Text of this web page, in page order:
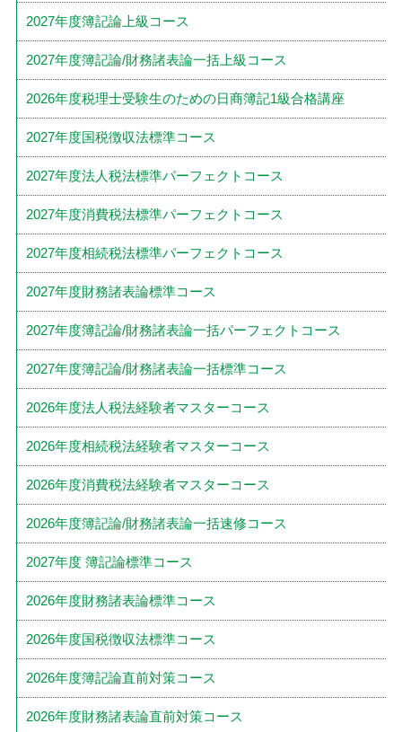
2027年度簿記論上級コース
2027年度簿記論/財務諸表論一括上級コース
2026年度税理士受験生のための日商簿記1級合格講座
2027年度国税徴収法標準コース
2027年度法人税法標準パーフェクトコース
2027年度消費税法標準パーフェクトコース
2027年度相続税法標準パーフェクトコース
2027年度財務諸表論標準コース
2027年度簿記論/財務諸表論一括パーフェクトコース
2027年度簿記論/財務諸表論一括標準コース
2026年度法人税法経験者マスターコース
2026年度相続税法経験者マスターコース
2026年度消費税法経験者マスターコース
2026年度簿記論/財務諸表論一括速修コース
2027年度 簿記論標準コース
2026年度財務諸表論標準コース
2026年度国税徴収法標準コース
2026年度簿記論直前対策コース
2026年度財務諸表論直前対策コース